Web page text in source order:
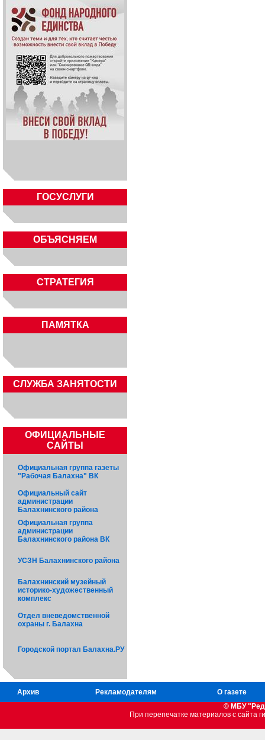
ГОСУСЛУГИ
ОБЪЯСНЯЕМ
СТРАТЕГИЯ
ПАМЯТКА
CЛУЖБА ЗАНЯТОСТИ
ОФИЦИАЛЬНЫЕ
САЙТЫ
Официальная группа газеты
"Рабочая Балахна" ВК
Официальный сайт
администрации
Балахнинского района
Официальная группа
администрации
Балахнинского района ВК
УСЗН Балахнинского района
Балахнинский музейный
историко-художественный
комплекс
Отдел вневедомственной
охраны г. Балахна
Городской портал Балахна.РУ
Архив Рекламодателям
О газете
© МБУ
При перепечатке материалов c сайта